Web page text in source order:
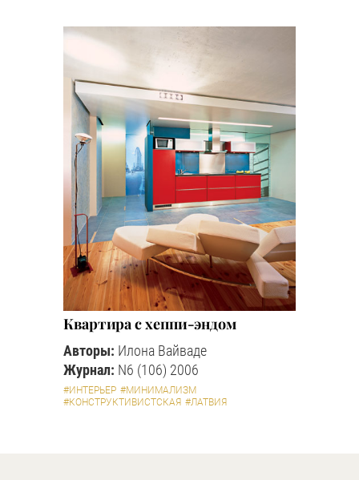
Квартира с хеппи-эндом
Авторы: Илона Вайваде
Журнал: N6 (106) 2006
#ИНТЕРЬЕР #МИНИМАЛИЗМ
#КОНСТРУКТИВИСТСКАЯ #ЛАТВИЯ